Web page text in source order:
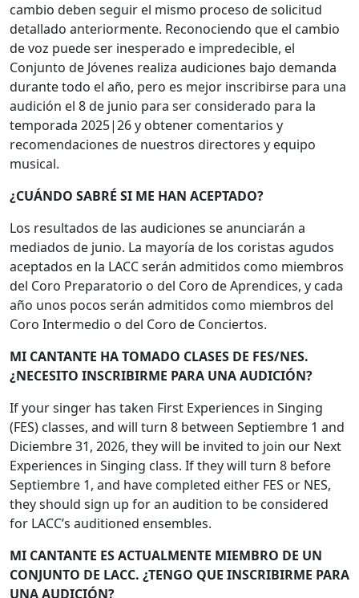
cambio deben seguir el mismo proceso de solicitud
detallado anteriormente. Reconociendo que el cambio
de voz puede ser inesperado e impredecible, el
Conjunto de Jóvenes realiza audiciones bajo demanda
durante todo el año, pero es mejor inscribirse para una
audición el 8 de junio para ser considerado para la
temporada 2025|26 y obtener comentarios y
recomendaciones de nuestros directores y equipo
musical.
¿CUÁNDO SABRÉ SI ME HAN ACEPTADO?
Los resultados de las audiciones se anunciarán a
mediados de junio. La mayoría de los coristas agudos
aceptados en la LACC serán admitidos como miembros
del Coro Preparatorio o del Coro de Aprendices, y cada
año unos pocos serán admitidos como miembros del
Coro Intermedio o del Coro de Conciertos.
MI CANTANTE HA TOMADO CLASES DE FES/NES.
¿NECESITO INSCRIBIRME PARA UNA AUDICIÓN?
If your singer has taken First Experiences in Singing
(FES) classes, and will turn 8 between Septiembre 1 and
Diciembre 31, 2026, they will be invited to join our Next
Experiences in Singing class. If they will turn 8 before
Septiembre 1, and have completed either FES or NES,
they should sign up for an audition to be considered
for LACC’s auditioned ensembles.
MI CANTANTE ES ACTUALMENTE MIEMBRO DE UN
CONJUNTO DE LACC. ¿TENGO QUE INSCRIBIRME PARA
UNA AUDICIÓN?